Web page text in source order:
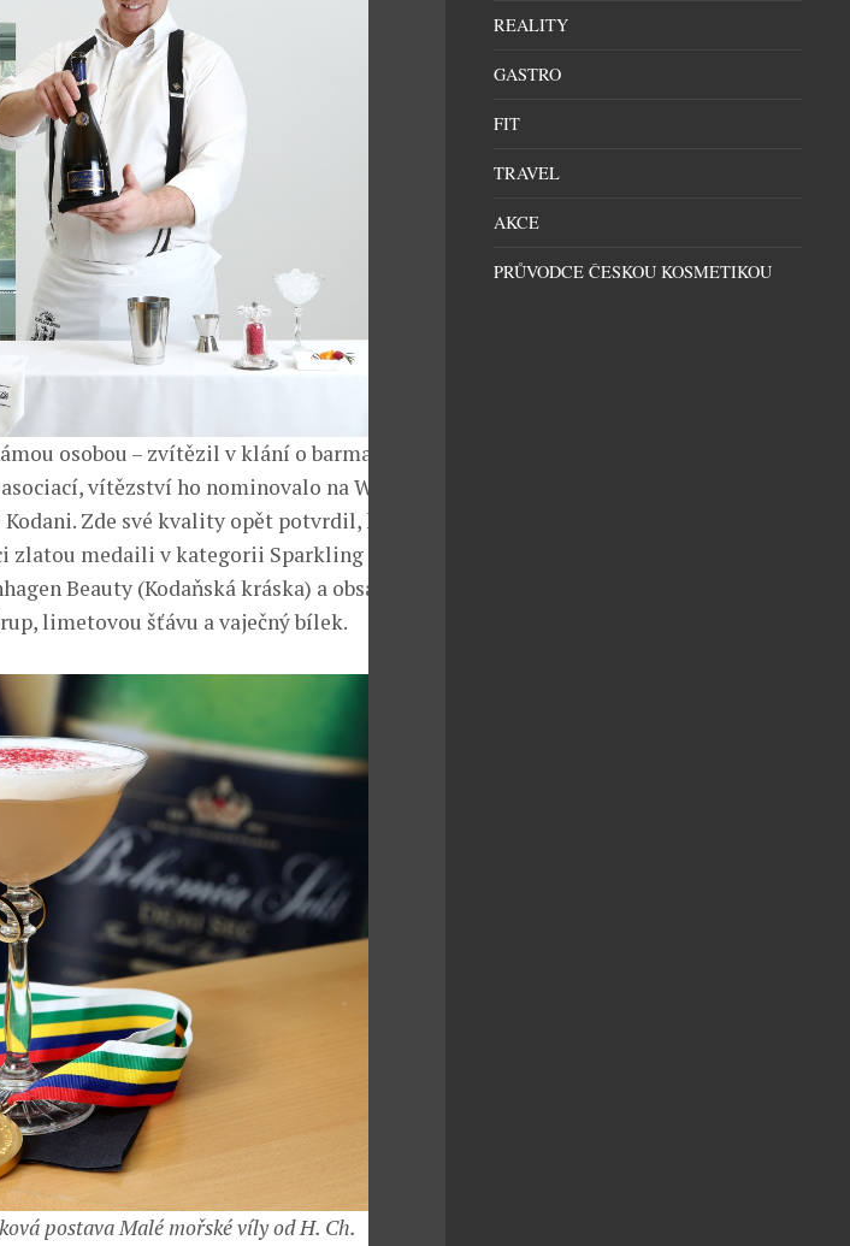
osobou – zvítězil v klání o barmana roku
vítězství ho nominovalo na World
Zde své kvality opět potvrdil, když
medaili v kategorii Sparkling drink.
Beauty (Kodaňská kráska) a obsahuje
limetovou šťávu a vaječný bílek.
postava Malé mořské víly od H. Ch.
REALITY
GASTRO
FIT
TRAVEL
AKCE
PRŮVODCE ČESKOU KOSMETIKOU